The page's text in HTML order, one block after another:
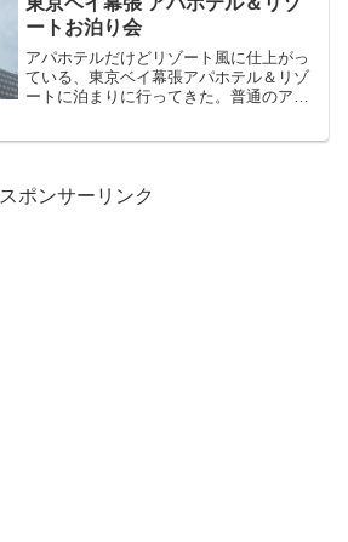
ら結婚記...
ートお泊り会
アパホテルだけどリゾート風に仕上がっ
ている、東京ベイ幕張アパホテル＆リゾ
ートに泊まりに行ってきた。普通のアパ
し、近隣にはアウトレット等もあるか
ら、ちょっとしたお泊りに良いかも。
スポンサーリンク